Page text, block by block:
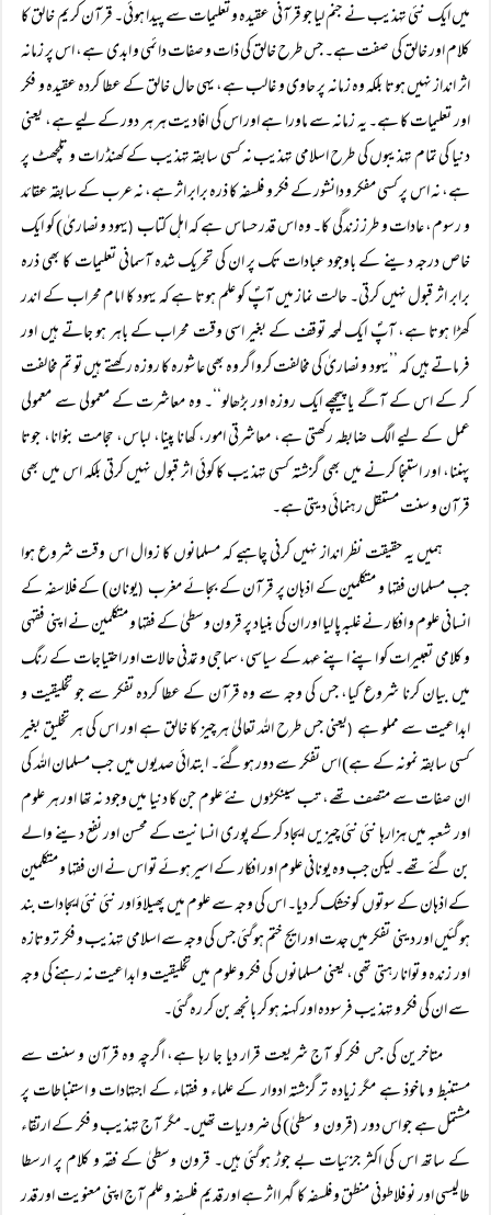
میں ایک نئی تہذیب نے جنم لیا جو قرآنی عقیدہ و تعلیمات سے پیدا ہوئی۔ قرآن کریم خالق کا
کلام اور خالق کی صفت ہے۔ جس طرح خالق کی ذات و صفات دائمی و ابدی ہے، اس پر زمانہ
اثر انداز نہیں ہوتا بلکہ وہ زمانہ پر حاوی و غالب ہے، یہی حال خالق کے عطا کردہ عقیدہ و فکر
اور تعلیمات کا ہے۔ یہ زمانہ سے ماورا ہے اور اس کی افادیت ہر ہر دور کے لیے ہے، یعنی
دنیا کی تمام تہذیبوں کی طرح اسلامی تہذیب نہ کسی سابقہ تہذیب کے کھنڈرات و تلچھٹ پر
ہے، نہ اس پر کسی مفکر و دانشور کے فکر و فلسفہ کا ذرہ برابر اثر ہے، نہ عرب کے سابقہ عقائد
و رسوم، عادات و طرز زندگی کا۔ وہ اس قدر حساس ہے کہ اہل کتاب (یہود و نصاریٰ) کو ایک
خاص درجہ دینے کے باوجود عبادات تک پر ان کی تحریک شدہ آسمانی تعلیمات کا بھی ذرہ
برابر اثر قبول نہیں کرتی۔ حالت نماز میں آپؐ کو علم ہوتا ہے کہ یہود کا امام محراب کے اندر
کھڑا ہوتا ہے، آپؐ ایک لمحہ توقف کے بغیر اسی وقت محراب کے باہر ہو جاتے ہیں اور
فرماتے ہیں کہ ’’یہود و نصاریٰ کی مخالفت کرو اگر وہ بھی عاشورہ کا روزہ رکھتے ہیں تو تم مخالفت
کر کے اس کے آگے یا پیچھے ایک روزہ اور بڑھالو‘‘۔ وہ معاشرت کے معمولی سے معمولی
عمل کے لیے الگ ضابطہ رکھتی ہے، معاشرتی امور، کھانا پینا، لباس، حجامت بنوانا، جوتا
پہننا، اور استنجا کرنے میں بھی گزشتہ کسی تہذیب کا کوئی اثر قبول نہیں کرتی بلکہ اس میں بھی
قرآن و سنت مستقل رہنمائی دیتی ہے۔
ہمیں یہ حقیقت نظر انداز نہیں کرنی چاہیے کہ مسلمانوں کا زوال اس وقت شروع ہوا
جب مسلمان فقہا و متکلمین کے اذہان پر قرآن کے بجائے مغرب (یونان) کے فلاسفہ کے
انسانی علوم و افکار نے غلبہ پا لیا اور ان کی بنیاد پر قرون وسطیٰ کے فقہا و متکلمین نے اپنی فقہی
و کلامی تعبیرات کو اپنے اپنے عہد کے سیاسی، سماجی و تمدنی حالات اور احتیاجات کے رنگ
میں بیان کرنا شروع کیا، جس کی وجہ سے وہ قرآن کے عطا کردہ تفکر سے جو تخلیقیت و
ابداعیت سے مملو ہے (یعنی جس طرح اللہ تعالیٰ ہر چیز کا خالق ہے اور اس کی ہر تخلیق بغیر
کسی سابقہ نمونہ کے ہے) اس تفکر سے دور ہوگئے۔ ابتدائی صدیوں میں جب مسلمان اللہ کی
ان صفات سے متصف تھے، تب سینکڑوں نئے علوم جن کا دنیا میں وجود نہ تھا اور ہر علوم
اور شعبہ میں ہزارہا نئی نئی چیزیں ایجاد کر کے پوری انسانیت کے محسن اور نفع دینے والے
بن گئے تھے۔ لیکن جب وہ یونانی علوم اور افکار کے اسیر ہوئے تو اس نے ان فقہا و متکلمین
کے اذہان کے سوتوں کو خشک کر دیا۔ اس کی وجہ سے علوم میں پھیلاؤ اور نئی نئی ایجادات بند
ہوگئیں اور دینی تفکر میں جدت اور ایج ختم ہوگئی جس کی وجہ سے اسلامی تہذیب و فکر تروتازہ
اور زندہ و توانا رہتی تھی، یعنی مسلمانوں کی فکر و علوم میں تخلیقیت و ابداعیت نہ رہنے کی وجہ
سے ان کی فکر و تہذیب فرسودہ اور کہنہ ہو کر بانجھ بن کر رہ گئی۔
متاخرین کی جس فکر کو آج شریعت قرار دیا جا رہا ہے، اگرچہ وہ قرآن و سنت سے
مستنبط و ماخوذ ہے مگر زیادہ تر گزشتہ ادوار کے علماء و فقہاء کے اجتہادات و استنباطات پر
مشتمل ہے جو اس دور(قرون وسطیٰ) کی ضروریات تھیں۔ مگر آج تہذیب و فکر کے ارتقاء
کے ساتھ اس کی اکثر جزئیات بے جوڑ ہوگئی ہیں۔ قرون وسطیٰ کے فقہ و کلام پر ارسطا
طالیسی اور نو فلاطونی منطق و فلسفہ کا گہرا اثر ہے اور قدیم فلسفہ و علم آج اپنی معنویت اور قدر